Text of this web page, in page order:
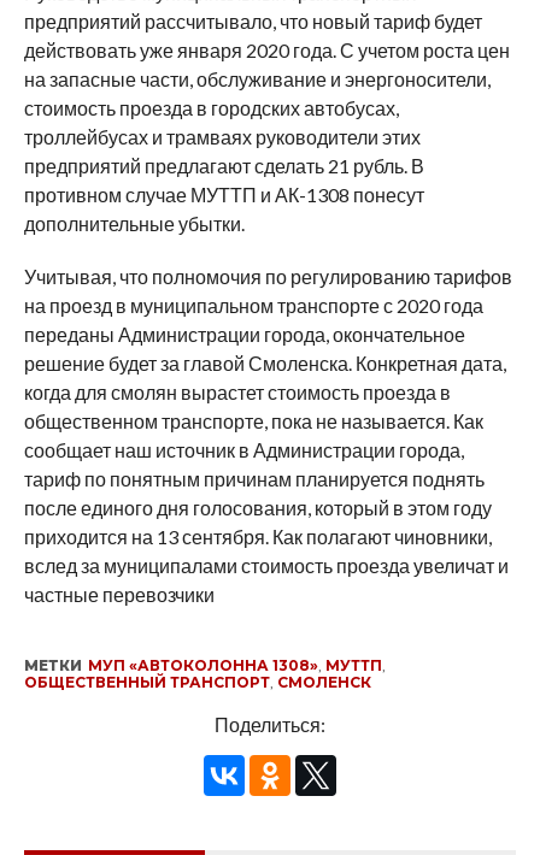
предприятий рассчитывало, что новый тариф будет
действовать уже января 2020 года. С учетом роста цен
на запасные части, обслуживание и энергоносители,
стоимость проезда в городских автобусах,
троллейбусах и трамваях руководители этих
предприятий предлагают сделать 21 рубль. В
противном случае МУТТП и АК-1308 понесут
дополнительные убытки.
Учитывая, что полномочия по регулированию тарифов
на проезд в муниципальном транспорте с 2020 года
переданы Администрации города, окончательное
решение будет за главой Смоленска. Конкретная дата,
когда для смолян вырастет стоимость проезда в
общественном транспорте, пока не называется. Как
сообщает наш источник в Администрации города,
тариф по понятным причинам планируется поднять
после единого дня голосования, который в этом году
приходится на 13 сентября. Как полагают чиновники,
вслед за муниципалами стоимость проезда увеличат и
частные перевозчики
МЕТКИ МУП «АВТОКОЛОННА 1308», МУТТП,
ОБЩЕСТВЕННЫЙ ТРАНСПОРТ, СМОЛЕНСК
Поделиться: